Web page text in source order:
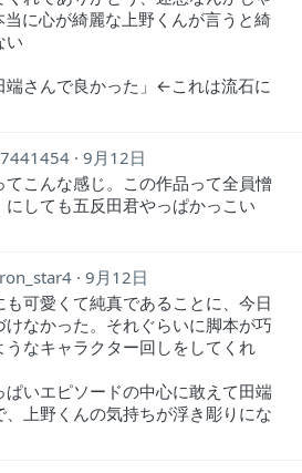
に心が綺麗な上野くんが言うと綺
い
端さんで良かった」←これは流石に
9月12日
てこんな感じ。この作品って全員憎
にしても五反田君やっぱかっこい
9月12日
可愛くて純真であることに、今日
けなかった。それぐらいに脚本が巧
うなキャラクター回しをしてくれ
ぱいエピソードの中心に敢えて田端
、上野くんの気持ちが浮き彫りにな